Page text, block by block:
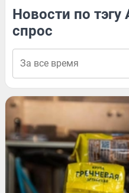
Новости по
спрос